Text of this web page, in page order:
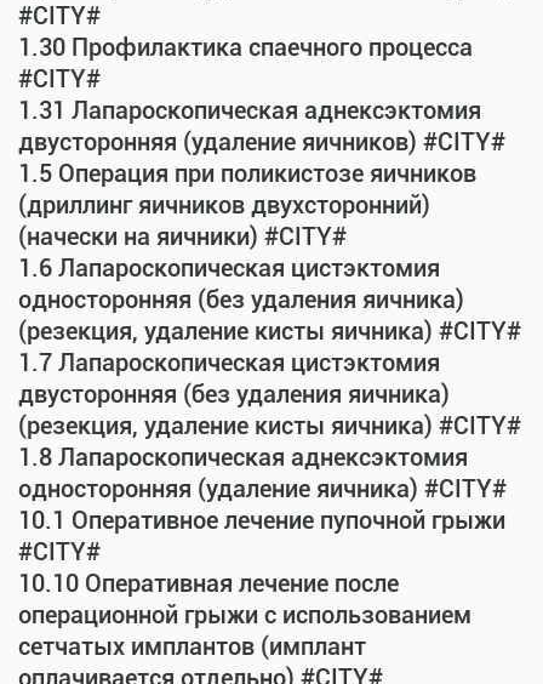
#CITY#
1.30 Профилактика спаечного процесса
#CITY#
1.31 Лапароскопическая аднексэктомия
двусторонняя (удаление яичников) #CITY#
1.5 Операция при поликистозе яичников
(дриллинг яичников двухсторонний)
(начески на яичники) #CITY#
1.6 Лапароскопическая цистэктомия
односторонняя (без удаления яичника)
(резекция, удаление кисты яичника) #CITY#
1.7 Лапароскопическая цистэктомия
двусторонняя (без удаления яичника)
(резекция, удаление кисты яичника) #CITY#
1.8 Лапароскопическая аднексэктомия
односторонняя (удаление яичника) #CITY#
10.1 Оперативное лечение пупочной грыжи
#CITY#
10.10 Оперативная лечение после
операционной грыжи с использованием
сетчатых имплантов (имплант
оплачивается отдельно) #CITY#